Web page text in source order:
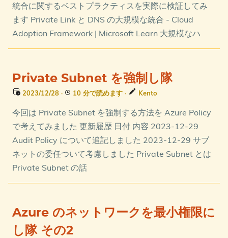
統合に関するベストプラクティスを実際に検証してみ
ます Private Link と DNS の大規模な統合 - Cloud
Adoption Framework | Microsoft Learn 大規模なハ
Private Subnet を強制し隊
2023/12/28 · 10 分で読めます · Kento
今回は Private Subnet を強制する方法を Azure Policy
で考えてみました 更新履歴 日付 内容 2023-12-29
Audit Policy について追記しました 2023-12-29 サブ
ネットの委任ついて考慮しました Private Subnet とは
Private Subnet の話
Azure のネットワークを最小権限に
し隊 その2